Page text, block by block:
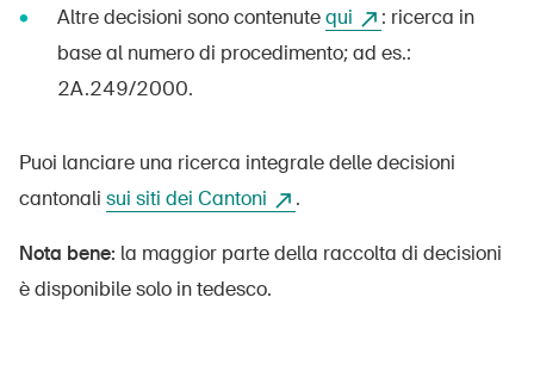
Altre decisioni sono contenutequi
: ricerca in
base al numero di procedimento; ad es.:
2A.249/2000.
Puoi lanciare una ricerca integrale delle decisioni
cantonali sui siti dei Cantoni .
Nota bene: la maggior parte della raccolta di decisioni
è disponibile solo in tedesco.